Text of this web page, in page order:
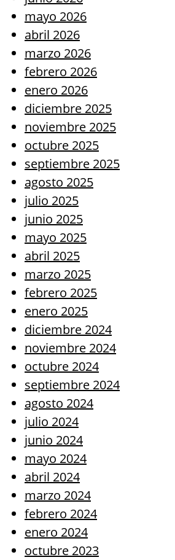
mayo 2026
abril 2026
marzo 2026
febrero 2026
enero 2026
diciembre 2025
noviembre 2025
octubre 2025
septiembre 2025
agosto 2025
julio 2025
junio 2025
mayo 2025
abril 2025
marzo 2025
febrero 2025
enero 2025
diciembre 2024
noviembre 2024
octubre 2024
septiembre 2024
agosto 2024
julio 2024
junio 2024
mayo 2024
abril 2024
marzo 2024
febrero 2024
enero 2024
octubre 2023